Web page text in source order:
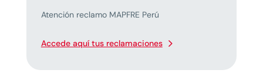
Atención reclamo MAPFRE Perú
Accede aquí tus reclamaciones